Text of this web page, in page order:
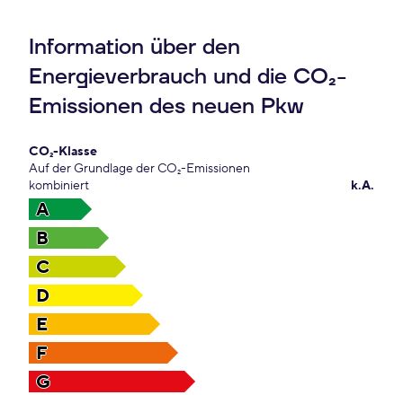
Information über den
Energieverbrauch und die CO₂-
Emissionen des neuen Pkw
CO₂-Klasse
Auf der Grundlage der CO₂-Emissionen
kombiniert
k.A.
A
B
C
D
E
F
G